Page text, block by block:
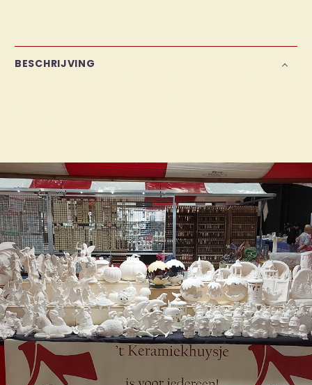
BESCHRIJVING